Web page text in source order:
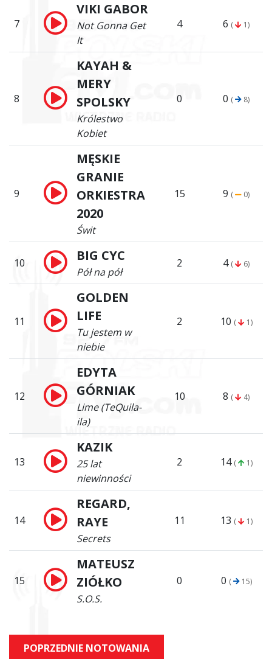
7
VIKI GABOR
Not Gonna Get
It
4 6 ( 1)
8
KAYAH &
MERY
SPOLSKY
Królestwo
Kobiet
0 0 ( 8)
9
MĘSKIE
GRANIE
ORKIESTRA
2020
Świt
15 9 ( 0)
10 BIG CYC
Pół na pół
2 4 ( 6)
11
GOLDEN
LIFE
Tu jestem w
niebie
2 10 ( 1)
12
EDYTA
GÓRNIAK
Lime (TeQuila-
ila)
10 8 ( 4)
13
KAZIK
25 lat
niewinności
2 14 ( 1)
14
REGARD,
RAYE
Secrets
11 13 ( 1)
15
MATEUSZ
ZIÓŁKO
S.O.S.
0 0 ( 15)
POPRZEDNIE NOTOWANIA